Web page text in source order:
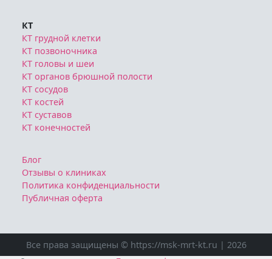
КТ
КТ грудной клетки
КТ позвоночника
КТ головы и шеи
КТ органов брюшной полости
КТ сосудов
КТ костей
КТ суставов
КТ конечностей
Блог
Отзывы о клиниках
Политика конфиденциальности
Публичная оферта
Все права защищены © https://msk-mrt-kt.ru | 2026